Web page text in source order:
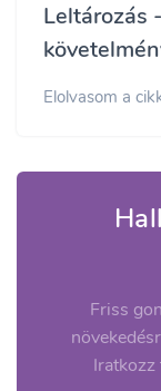
Leltározás
Elolvasom a
Friss
Iratkozz